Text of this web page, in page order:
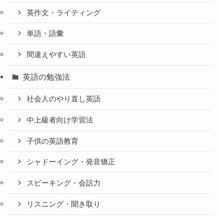
英作文・ライティング
単語・語彙
間違えやすい英語
英語の勉強法
社会人のやり直し英語
中上級者向け学習法
子供の英語教育
シャドーイング・発音矯正
スピーキング・会話力
リスニング・聞き取り